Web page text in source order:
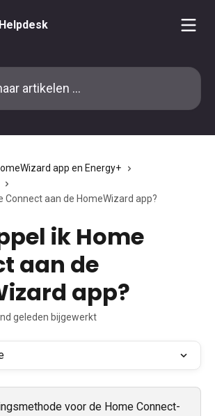
...
app en Energy+
Connect aan de HomeWizard app?
ik Home
aan de
app?
geleden bijgewerkt
voor de Home Connect-